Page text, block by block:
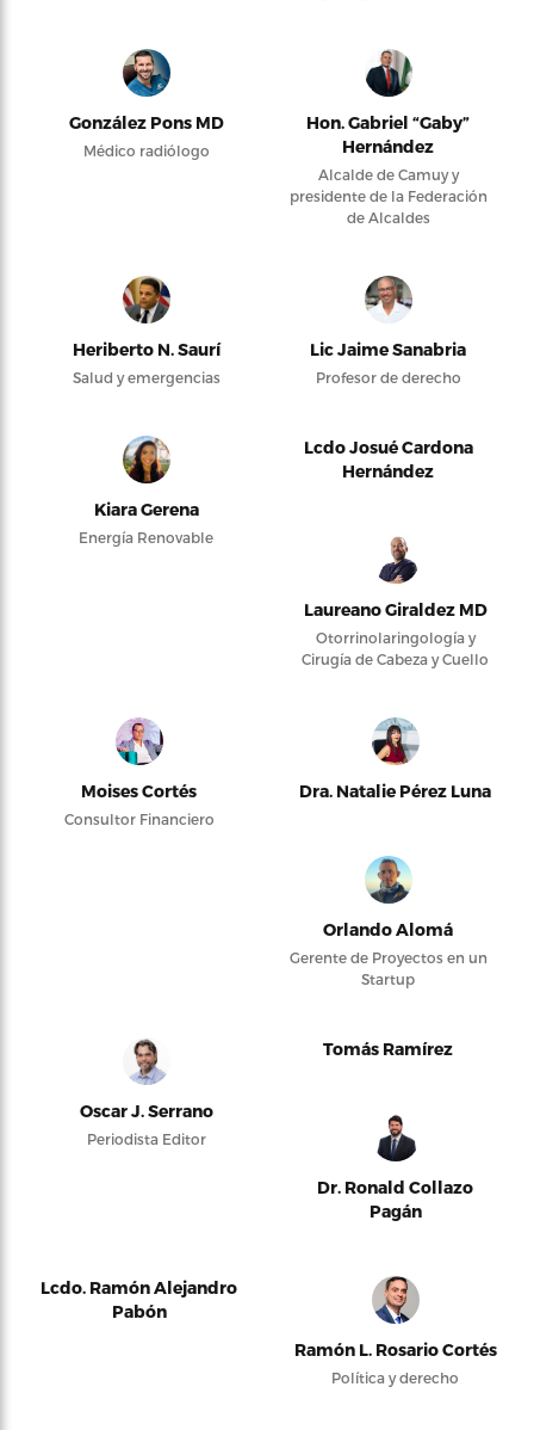
González Pons MD
Médico radiólogo
Hon. Gabriel “Gaby”
Hernández
Alcalde de Camuy y
presidente de la Federación
de Alcaldes
Heriberto N. Saurí
Salud y emergencias
Lic Jaime Sanabria
Profesor de derecho
Kiara Gerena
Energía Renovable
Lcdo Josué Cardona
Hernández
Laureano Giraldez MD
Otorrinolaringología y
Cirugía de Cabeza y Cuello
Moises Cortés
Consultor Financiero
Dra. Natalie Pérez Luna
Orlando Alomá
Gerente de Proyectos en un
Startup
Oscar J. Serrano
Periodista Editor
Tomás Ramírez
Dr. Ronald Collazo
Pagán
Lcdo. Ramón Alejandro
Pabón
Ramón L. Rosario Cortés
Política y derecho